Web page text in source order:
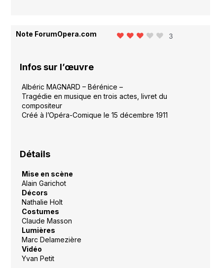
Note ForumOpera.com 3
Infos sur l’œuvre
Albéric MAGNARD – Bérénice –
Tragédie en musique en trois actes, livret du
compositeur
Créé à l’Opéra-Comique le 15 décembre 1911
Détails
Mise en scène
Alain Garichot
Décors
Nathalie Holt
Costumes
Claude Masson
Lumières
Marc Delamezière
Vidéo
Yvan Petit